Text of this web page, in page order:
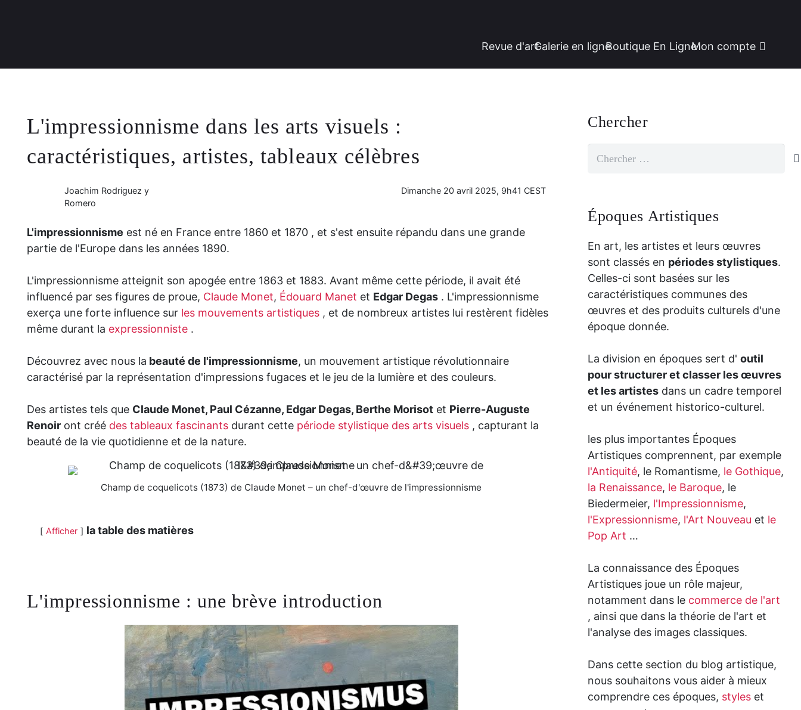
Revue d'artGalerie en ligneBoutique En LigneMon compte
L'impressionnisme dans les arts visuels :
caractéristiques, artistes, tableaux célèbres
Joachim Rodriguez y
Romero
Dimanche 20 avril 2025, 9h41 CEST
L'impressionnisme est né en France entre 1860 et 1870 , et s'est ensuite répandu dans une grande
partie de l'Europe dans les années 1890.
L'impressionnisme atteignit son apogée entre 1863 et 1883. Avant même cette période, il avait été
influencé par ses figures de proue, Claude Monet, Édouard Manet et Edgar Degas . L'impressionnisme
exerça une forte influence sur les mouvements artistiques , et de nombreux artistes lui restèrent fidèles
même durant la expressionniste .
Découvrez avec nous la beauté de l'impressionnisme, un mouvement artistique révolutionnaire
caractérisé par la représentation d'impressions fugaces et le jeu de la lumière et des couleurs.
Des artistes tels que Claude Monet, Paul Cézanne, Edgar Degas, Berthe Morisot et Pierre-Auguste
Renoir ont créé des tableaux fascinants durant cette période stylistique des arts visuels , capturant la
beauté de la vie quotidienne et de la nature.
Champ de coquelicots (1873) de Claude Monet – un chef-d'œuvre de l'impressionnisme
Afficher la table des matières
L'impressionnisme : une brève introduction
Chercher
Époques Artistiques
En art, les artistes et leurs œuvres
sont classés en périodes stylistiques.
Celles-ci sont basées sur les
caractéristiques communes des
œuvres et des produits culturels d'une
époque donnée.
La division en époques sert d'outil
pour structurer et classer les œuvres
et les artistes dans un cadre temporel
et un événement historico-culturel.
les plus importantes Époques
Artistiques comprennent, par exemple
l'Antiquité, le Romantisme, le Gothique,
la Renaissance, le Baroque, le
Biedermeier, l'Impressionnisme,
l'Expressionnisme, l'Art Nouveau et le
Pop Art …
La connaissance des Époques
Artistiques joue un rôle majeur,
notamment dans le commerce de l'art
, ainsi que dans la théorie de l'art et
l'analyse des images classiques.
Dans cette section du blog artistique,
nous souhaitons vous aider à mieux
comprendre ces époques, styles et